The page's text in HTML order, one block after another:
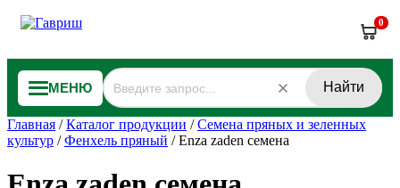
0
МЕНЮ Найти
Главная /Каталог продукции /Семена пряных и зеленных
культур /Фенхель пряный /Enza zaden семена